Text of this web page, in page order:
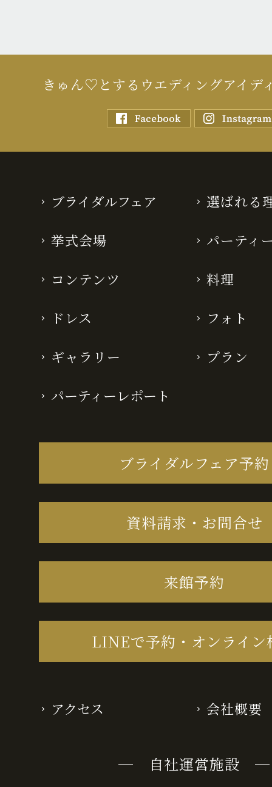
きゅん♡とするウエディングアイデ
ブライダルフェア 選ばれる
挙式会場 パーティ
コンテンツ 料理
ドレス フォト
ギャラリー プラン
パーティーレポート
ブライダルフェア予約
資料請求・お問合せ
来館予約
LINEで予約・オンライン
アクセス 会社概要
─ 自社運営施設 ─